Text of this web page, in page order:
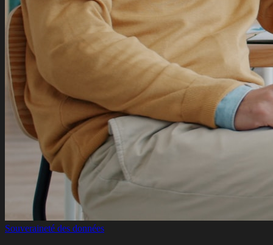
Souveraineté des données